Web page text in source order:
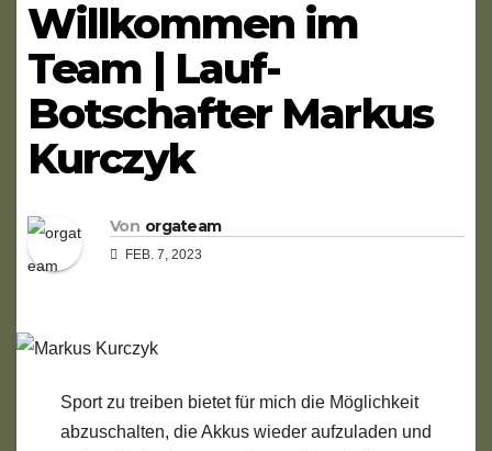
Willkommen im
Team | Lauf-
Botschafter Markus
Kurczyk
Von orgateam
FEB. 7, 2023
Sport zu treiben bietet für mich die Möglichkeit
abzuschalten, die Akkus wieder aufzuladen und